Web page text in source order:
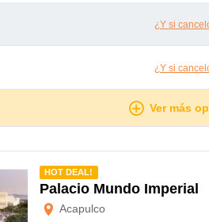
¿Y si
¿Y si
Ver más
HOT DEAL!
Palacio Mundo Imperial
Acapulco